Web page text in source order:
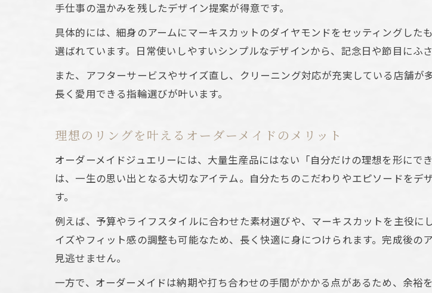
ふたりで作るオーダーメイド
デザイン性重視ならオーダーメイ
マーキスカットで個性を引き
予算内で満足した指輪に仕上げる
理想の指輪を予算内で作るた
マーキスカット指輪の価格と
手仕事の温かみを残したデザイン提案が得意です。
具体的には、細身のアームにマーキスカットのダイヤモンドをセッティングし
選ばれています。日常使いしやすいシンプルなデザインから、記念日や節目にふ
また、アフターサービスやサイズ直し、クリーニング対応が充実している店舗が
長く愛用できる指輪選びが叶います。
理想のリングを叶えるオーダーメイドのメリット
オーダーメイドジュエリーには、大量生産品にはない「自分だけの理想を形に
は、一生の思い出となる大切なアイテム。自分たちのこだわりやエピソードを
す。
例えば、予算やライフスタイルに合わせた素材選びや、マーキスカットを主役
イズやフィット感の調整も可能なため、長く快適に身につけられます。完成後
見逃せません。
一方で、オーダーメイドは納期や打ち合わせの手間がかかる点があるため、余